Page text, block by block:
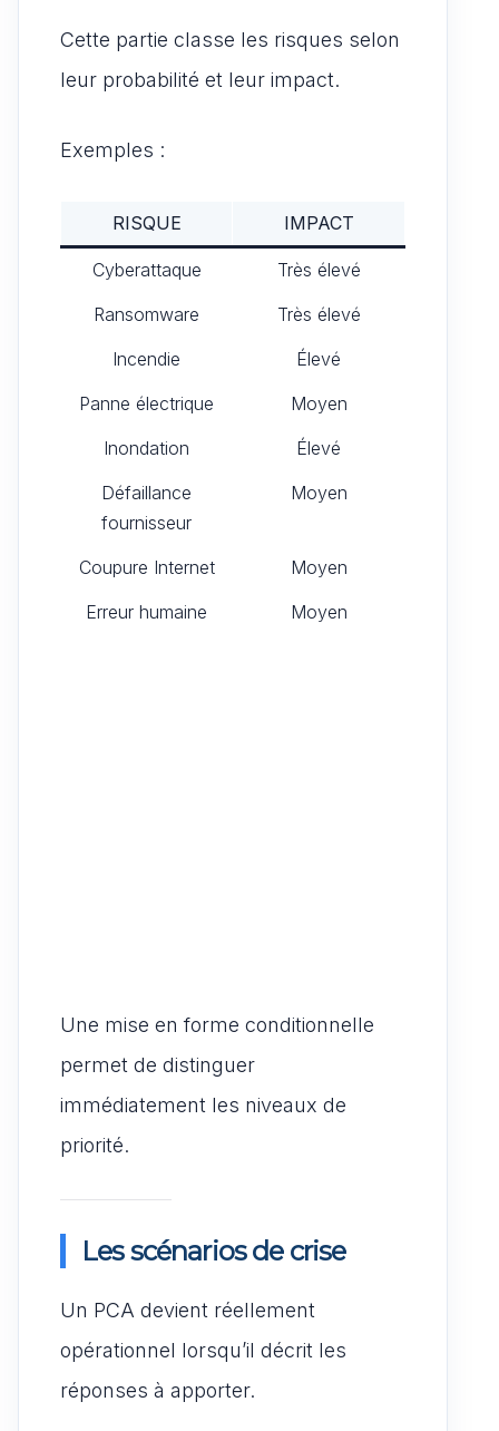
Cette partie classe les risques selon
leur probabilité et leur impact.
Exemples :
RISQUE IMPACT
Cyberattaque
Très élevé
Ransomware
Très élevé
Incendie
Élevé
Panne électrique
Moyen
Inondation
Élevé
Défaillance
fournisseur
Moyen
Coupure Internet
Moyen
Erreur humaine
Moyen
Une mise en forme conditionnelle
permet de distinguer
immédiatement les niveaux de
priorité.
Les scénarios de crise
Un PCA devient réellement
opérationnel lorsqu’il décrit les
réponses à apporter.